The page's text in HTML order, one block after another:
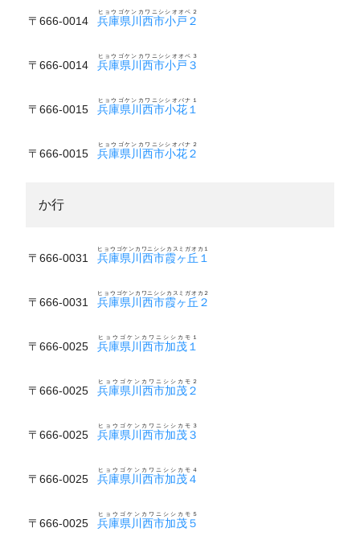
〒666-0014 兵庫県川西市小戸２
ヒョウゴケンカワニシシオオベ２
〒666-0014 兵庫県川西市小戸３
ヒョウゴケンカワニシシオオベ３
〒666-0015 兵庫県川西市小花１
ヒョウゴケンカワニシシオバナ１
〒666-0015 兵庫県川西市小花２
ヒョウゴケンカワニシシオバナ２
か行
〒666-0031 兵庫県川西市霞ヶ丘１
ヒョウゴケンカワニシシカスミガオカ１
〒666-0031 兵庫県川西市霞ヶ丘２
ヒョウゴケンカワニシシカスミガオカ２
〒666-0025 兵庫県川西市加茂１
ヒョウゴケンカワニシシカモ１
〒666-0025 兵庫県川西市加茂２
ヒョウゴケンカワニシシカモ２
〒666-0025 兵庫県川西市加茂３
ヒョウゴケンカワニシシカモ３
〒666-0025 兵庫県川西市加茂４
ヒョウゴケンカワニシシカモ４
〒666-0025 兵庫県川西市加茂５
ヒョウゴケンカワニシシカモ５